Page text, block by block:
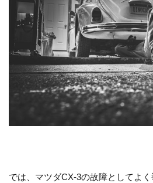
では、マツダCX-3の故障としてよ